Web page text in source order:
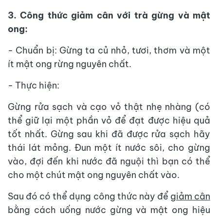
3. Công thức giảm cân với trà gừng và mật
ong:
- Chuẩn bị: Gừng ta củ nhỏ, tươi, thơm và một
ít mật ong rừng nguyên chất.
- Thực hiện:
Gừng rửa sạch và cạo vỏ thật nhẹ nhàng (có
thể giữ lại một phần vỏ để đạt được hiệu quả
tốt nhất. Gừng sau khi đã được rửa sạch hãy
thái lát mỏng. Đun một ít nước sôi, cho gừng
vào, đợi đến khi nước đã nguội thì bạn có thể
cho một chút mật ong nguyên chất vào.
Sau đó có thể dụng công thức này để giảm cân
bằng cách uống nước gừng và mật ong hiệu